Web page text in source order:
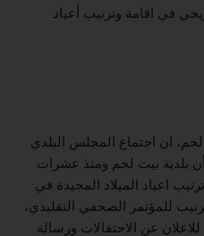
في اقامة وترتيب أعياد
ان اجتماع المجلس البلدي
أن بلدية بيت لحم ومنذ عشرات
اعياد الميلاد المجيدة في
للمؤتمر الصحفي التقليدي،
عن الاحتفالات ورسالة